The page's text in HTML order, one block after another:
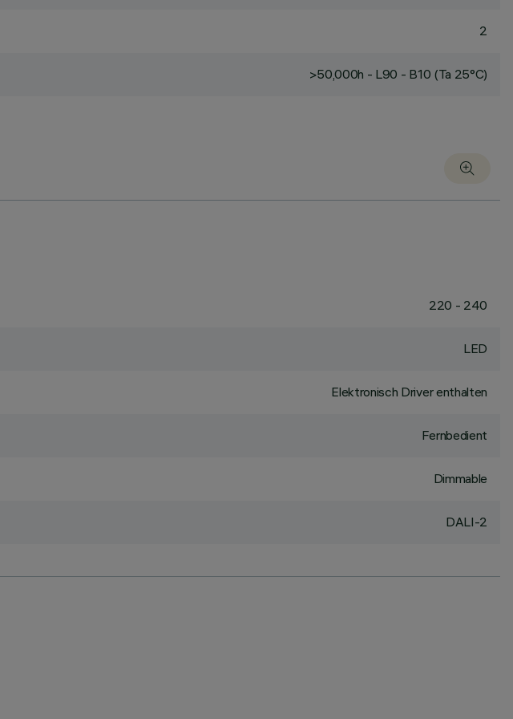
2
>50,000h - L90 - B10 (Ta 25°C)
220 - 240
LED
Elektronisch Driver enthalten
Fernbedient
Dimmable
DALI-2